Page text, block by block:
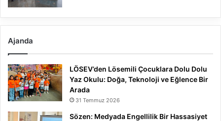
Ajanda
LÖSEV’den Lösemili Çocuklara Dolu Dolu
Yaz Okulu: Doğa, Teknoloji ve Eğlence Bir
Arada
31 Temmuz 2026
Sözen: Medyada Engellilik Bir Hassasiyet